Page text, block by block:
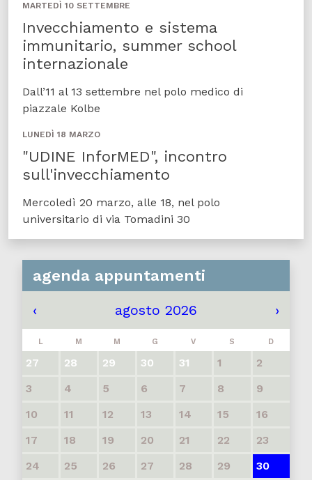
MARTEDÌ 10 SETTEMBRE
Invecchiamento e sistema
immunitario, summer school
internazionale
Dall’11 al 13 settembre nel polo medico di
piazzale Kolbe
LUNEDÌ 18 MARZO
"UDINE InforMED", incontro
sull'invecchiamento
Mercoledì 20 marzo, alle 18, nel polo
universitario di via Tomadini 30
agenda appuntamenti
‹ agosto 2026 ›
L M M G V S D
27 28 29 30 31 1
2
3
4 5 6 7 8
9
10
11 12 13 14 15
16
17
18 19 20 21 22
23
24
25 26 27 28 29
30